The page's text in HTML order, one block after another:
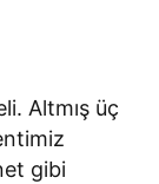
Altmış üç
gibi